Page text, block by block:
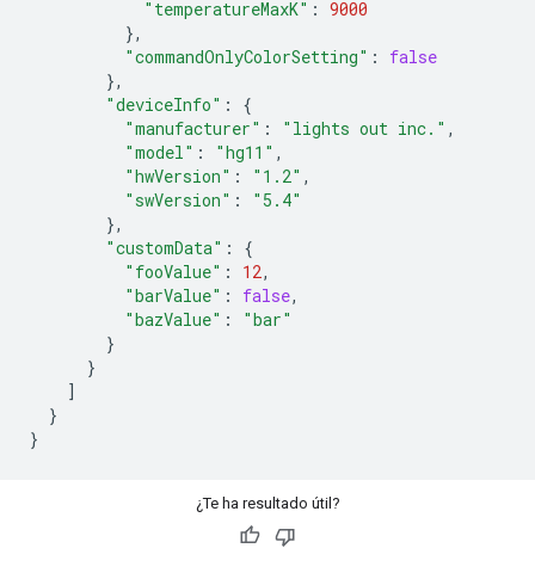
"temperatureMaxK" : 9000
},
"commandOnlyColorSetting" :
false
},
"deviceInfo" :
{
"manufacturer" : "lights out inc." ,
"model" : "hg11" ,
"hwVersion" : "1.2" ,
"swVersion" :
"5.4"
},
"customData" :
{
"fooValue" : 12,
"barValue" : false,
"bazValue" :
"bar"
}
}
]
}
}
¿Te ha resultado útil?